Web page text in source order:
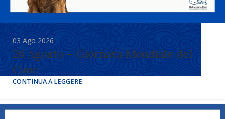
03 Ago 2026
26 Agosto – Giornata Mondiale del
Cane
CONTINUA A LEGGERE